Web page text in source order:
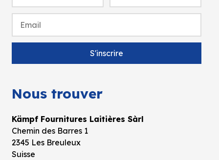
Nous trouver
Kämpf Fournitures Laitières Sàrl
Chemin des Barres 1
2345 Les Breuleux
Suisse